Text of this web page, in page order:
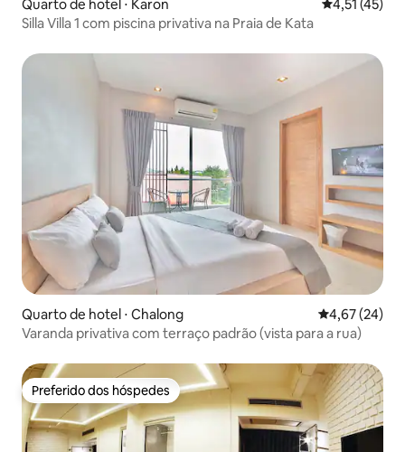
Quarto de hotel ⋅ Karon 4,51 de uma
4,51 (45)
Silla Villa 1 com piscina privativa na Praia de Kata
Quarto de hotel ⋅ Chalong 4,67 de uma
4,67 (24)
Varanda privativa com terraço padrão (vista para a rua)
Preferido dos hóspedes
Preferido dos hóspedes